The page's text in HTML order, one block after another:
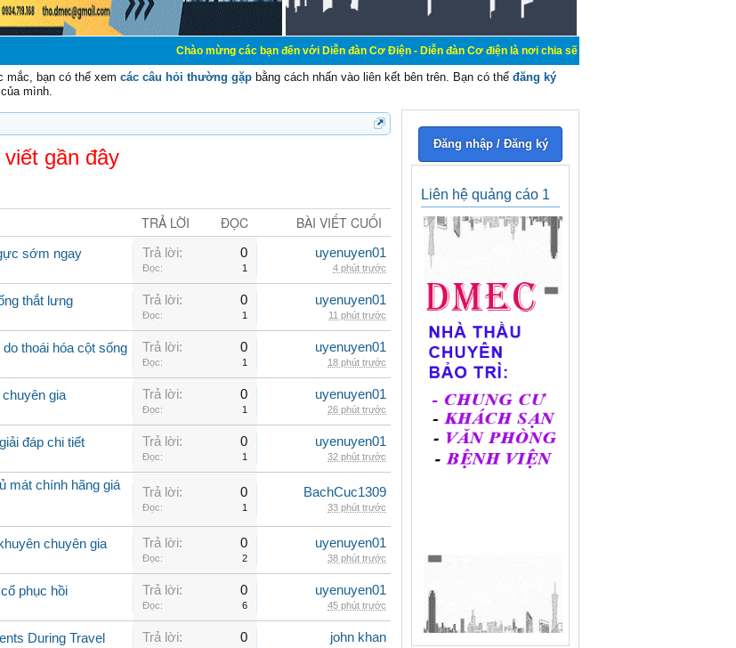
Chào mừng các bạn đến với Diễn đàn Cơ Điện - Diễn đàn Cơ điện là nơi chia sẽ kiến thức kinh nghiệm trong lãnh vực
mắc, bạn có thể xem các câu hỏi thường gặp bằng cách nhấn vào liên kết bên trên. Bạn có thể đăng ký
mình.
viết gần đây
TRẢ LỜI ĐỌC BÀI VIẾT CUỐI
sớm ngay Trả lời: 0
Đọc: 1
uyenuyen01
4 phút trước
thắt lưng Trả lời: 0
Đọc: 1
uyenuyen01
11 phút trước
thoái hóa cột sống Trả lời: 0
Đọc: 1
uyenuyen01
18 phút trước
gia Trả lời: 0
Đọc: 1
uyenuyen01
26 phút trước
đáp chi tiết Trả lời: 0
Đọc: 1
uyenuyen01
32 phút trước
mát chính hãng giá
Trả lời: 0
Đọc: 1
BachCuc1309
33 phút trước
chuyên gia Trả lời: 0
Đọc: 2
uyenuyen01
38 phút trước
phục hồi Trả lời: 0
Đọc: 6
uyenuyen01
45 phút trước
During Travel Trả lời: 0 john khan
Đăng nhập / Đăng ký
Liên hệ quảng cáo 1